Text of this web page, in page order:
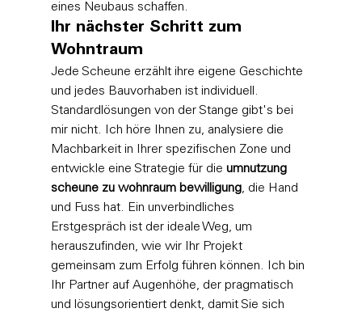
eines Neubaus schaffen.
Ihr nächster Schritt zum
Wohntraum
Jede Scheune erzählt ihre eigene Geschichte
und jedes Bauvorhaben ist individuell.
Standardlösungen von der Stange gibt's bei
mir nicht. Ich höre Ihnen zu, analysiere die
Machbarkeit in Ihrer spezifischen Zone und
entwickle eine Strategie für die umnutzung
scheune zu wohnraum bewilligung, die Hand
und Fuss hat. Ein unverbindliches
Erstgespräch ist der ideale Weg, um
herauszufinden, wie wir Ihr Projekt
gemeinsam zum Erfolg führen können. Ich bin
Ihr Partner auf Augenhöhe, der pragmatisch
und lösungsorientiert denkt, damit Sie sich